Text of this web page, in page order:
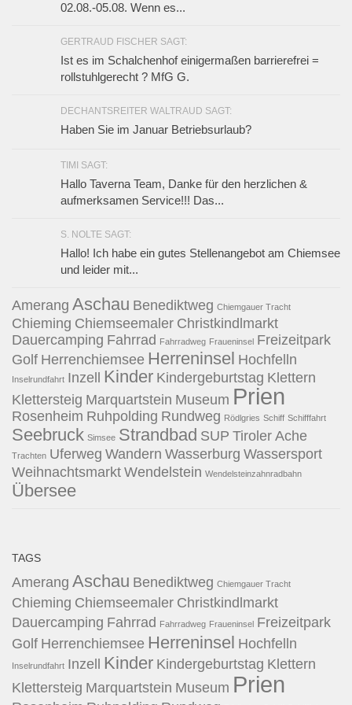
02.08.-05.08. Wenn es...
GERTRAUD FISCHER SAGT:
Ist es im Schalchenhof einigermaßen barrierefrei =
rollstuhlgerecht ? MfG G.
DECHANTSREITER WALTRAUD SAGT:
Haben Sie im Januar Betriebsurlaub?
TIMI SAGT:
Hallo Taverna Team, Danke für den herzlichen &
aufmerksamen Service!!! Das...
S. NOLTE SAGT:
Hallo! Ich habe ein gutes Stellenangebot am Chiemsee
und leider mit...
Amerang Aschau Benediktweg Chiemgauer Tracht
Chieming Chiemseemaler Christkindlmarkt
Dauercamping Fahrrad Fahrradweg Fraueninsel Freizeitpark
Golf Herrenchiemsee Herreninsel Hochfelln
Inselrundfahrt Inzell Kinder Kindergeburtstag Klettern
Klettersteig Marquartstein Museum Prien
Rosenheim Ruhpolding Rundweg Rödlgries Schiff Schifffahrt
Seebruck Simsee Strandbad SUP Tiroler Ache
Trachten Uferweg Wandern Wasserburg Wassersport
Weihnachtsmarkt Wendelstein Wendelsteinzahnradbahn
Übersee
TAGS
Amerang Aschau Benediktweg Chiemgauer Tracht
Chieming Chiemseemaler Christkindlmarkt
Dauercamping Fahrrad Fahrradweg Fraueninsel Freizeitpark
Golf Herrenchiemsee Herreninsel Hochfelln
Inselrundfahrt Inzell Kinder Kindergeburtstag Klettern
Klettersteig Marquartstein Museum Prien